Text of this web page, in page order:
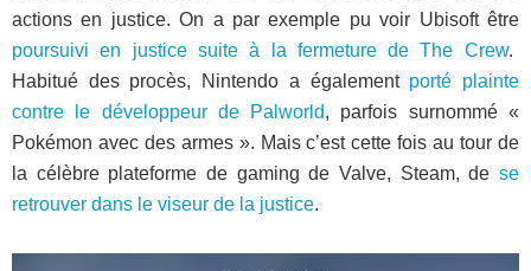
actions en justice. On a par exemple pu voir Ubisoft être
poursuivi en justice suite à la fermeture de The Crew.
Habitué des procès, Nintendo a également porté plainte
contre le développeur de Palworld, parfois surnommé «
Pokémon avec des armes ». Mais c’est cette fois au tour de
la célèbre plateforme de gaming de Valve, Steam, de se
retrouver dans le viseur de la justice.